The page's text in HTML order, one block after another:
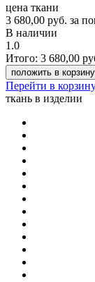
цена ткани
3 680,00 руб. за
В наличии
1.0
Итого: 3 680,00
положить в корзину
Перейти в
ткань в изделии